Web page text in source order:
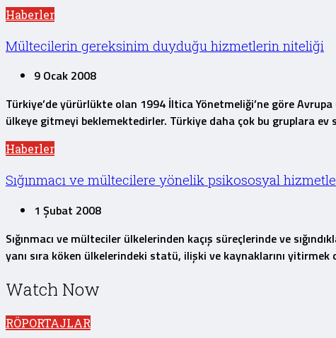
Haberler
Mültecilerin gereksinim duyduğu hizmetlerin niteliği
9 Ocak 2008
Türkiye’de yürürlükte olan 1994 İltica Yönetmeliği’ne göre
ülkeye gitmeyi beklemektedirler. Türkiye daha çok bu gruplara ev
Haberler
Sığınmacı ve mültecilere yönelik psikososyal
1 Şubat 2008
Sığınmacı ve mülteciler ülkelerinden kaçış süreçlerinde ve
yanı sıra köken ülkelerindeki statü, ilişki ve kaynaklarını
Watch Now
RÖPORTAJLAR